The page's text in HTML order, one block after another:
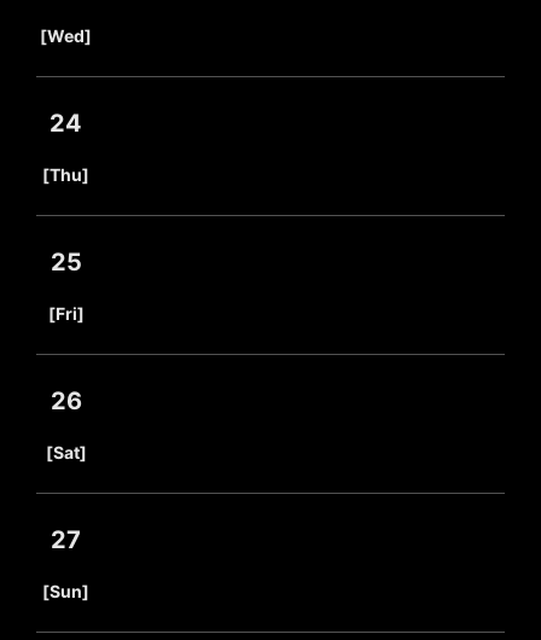
[Wed]
24
[Thu]
25
[Fri]
26
[Sat]
27
[Sun]